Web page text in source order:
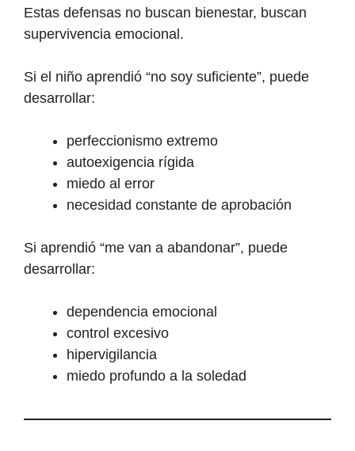
Estas defensas no buscan bienestar, buscan
supervivencia emocional.
Si el niño aprendió “no soy suficiente”, puede
desarrollar:
perfeccionismo extremo
autoexigencia rígida
miedo al error
necesidad constante de aprobación
Si aprendió “me van a abandonar”, puede
desarrollar:
dependencia emocional
control excesivo
hipervigilancia
miedo profundo a la soledad